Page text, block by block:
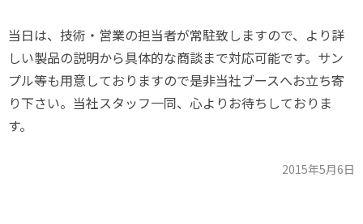
当日は、技術・営業の担当者が常駐致しますので、より詳
しい製品の説明から具体的な商談まで対応可能です。サン
プル等も用意しておりますので是非当社ブースへお立ち寄
り下さい。当社スタッフ一同、心よりお待ちしておりま
す。
2015年5月6日